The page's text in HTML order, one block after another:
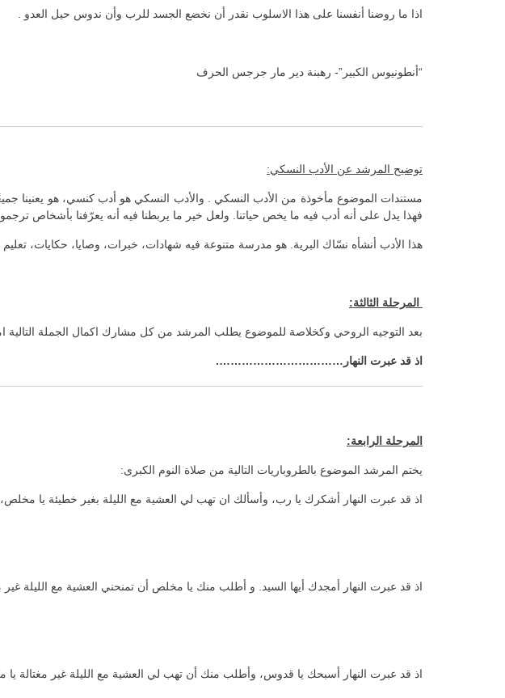
اذا ما روضنا أنفسنا على هذا الاسلوب نقدر أن نخضع الجسد للرب وأن ندوس حيل العدو .
“أنطونيوس الكبير”- رهبنة دير مار جرجس الحرف
توضيح المرشد عن الأدب النسكي:
مستندات الموضوع مأخوذة من الأدب النسكي . والأدب النسكي هو أدب كنسي، هو يعنينا
فهذا يدل على أنه أدب فيه ما يخص حياتنا. ولعل خير ما يربطنا فيه أنه يعرّفنا بأشخاص
هذا الأدب أنشأه نسّاك البرية. هو مدرسة متنوعة فيه شهادات، خبرات، وصايا، حكايات، تعليم
المرحلة الثالثة:
بعد التوجيه الروحي وكخلاصة للموضوع يطلب المرشد من كل مشارك اكمال الجملة التالية
اذ قد عبرت النهار…………………………….
المرحلة الرابعة:
يختم المرشد الموضوع بالطروباريات التالية من صلاة النوم الكبرى:
اذ قد عبرت النهار أشكرك يا رب، وأسألك ان تهب لي العشية مع الليلة بغير خطيئة يا
اذ قد عبرت النهار أمجدك أيها السيد. و أطلب منك يا مخلص أن تمنحني العشية مع الليلة
اذ قد عبرت النهار أسبحك يا قدوس، وأطلب منك أن تهب لي العشية مع الليلة غير مغتالة